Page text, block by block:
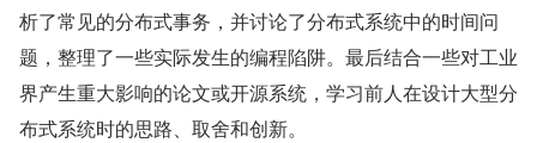
析了常见的分布式事务，并讨论了分布式系统中的时间问
题，整理了一些实际发生的编程陷阱。最后结合一些对工业
界产生重大影响的论文或开源系统，学习前人在设计大型分
布式系统时的思路、取舍和创新。